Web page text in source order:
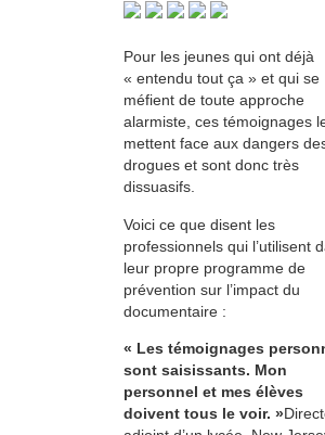
Pour les jeunes qui ont déjà
« entendu tout ça » et qui se
méfient de toute approche
alarmiste, ces témoignages
mettent face aux dangers
drogues et sont donc très
dissuasifs.
Voici ce que disent les
professionnels qui l’utilisent
leur propre programme de
prévention sur l’impact du
documentaire :
« Les témoignages
sont saisissants. Mon
personnel et mes élèves
doivent tous le voir. »